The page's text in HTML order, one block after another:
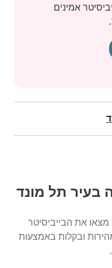
אמינים
בעיר תל מונד
את הבייביסיטר
ובקלות באמצעות